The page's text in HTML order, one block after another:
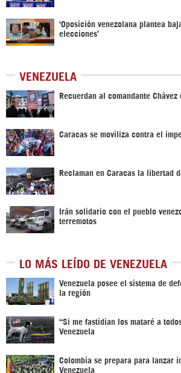
‘Oposición venezolana plantea
elecciones’
VENEZUELA
Recuerdan al comandante
Caracas se moviliza contra el
Reclaman en Caracas la libertad
Irán solidario con el pueblo
terremotos
LO MÁS LEÍDO DE VENEZUELA
Venezuela posee el sistema de
la región
“Si me fastidian los mataré a
Venezuela
Colombia se prepara para lanzar
Venezuela